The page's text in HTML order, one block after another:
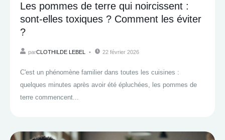
Les pommes de terre qui noircissent :
sont-elles toxiques ? Comment les éviter
?
parCLOTHILDE LEBEL 22 février 2026
C'est un phénomène familier dans toutes les cuisines :
quelques minutes après avoir été épluchées, les pommes de
terre commencent...